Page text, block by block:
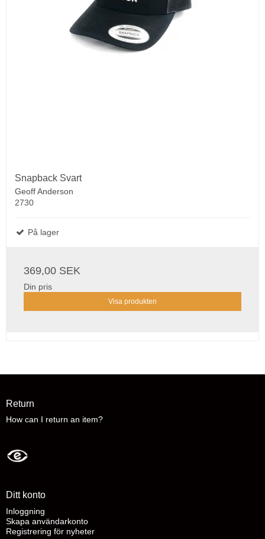
Snapback Svart
Geoff Anderson
2730
På lager
369,00 SEK
Din pris
Visa produkten
Return
How can I return an item?
Ditt konto
Inloggning
Skapa användarkonto
Registrering för nyheter